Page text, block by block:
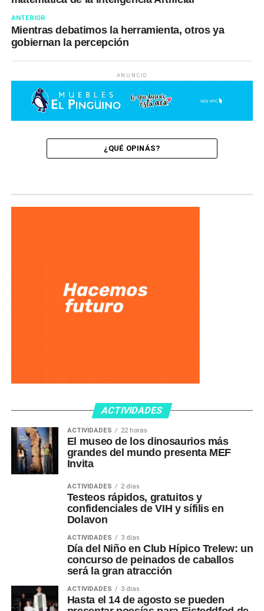
ANTERIOR
Mientras debatimos la herramienta, otros ya
gobiernan la percepción
ANUNCIO
¿QUÉ OPINÁS?
ACTIVIDADES
ACTIVIDADES 22 horas
El museo de los dinosaurios más
grandes del mundo presenta MEF
Invita
ACTIVIDADES 2 días
Testeos rápidos, gratuitos y
confidenciales de VIH y sífilis en
Dolavon
ACTIVIDADES 3 días
Día del Niño en Club Hípico Trelew: un
concurso de peinados de caballos
será la gran atracción
ACTIVIDADES 3 días
Hasta el 14 de agosto se pueden